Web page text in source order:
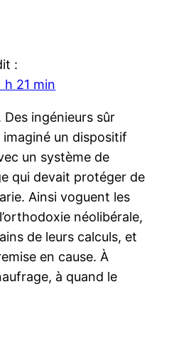
:
h 21 min
ingénieurs sûr
imaginé un dispositif
un système de
qui devait protéger de
Ainsi voguent les
néolibérale,
de leurs calculs, et
en cause. À
à quand le